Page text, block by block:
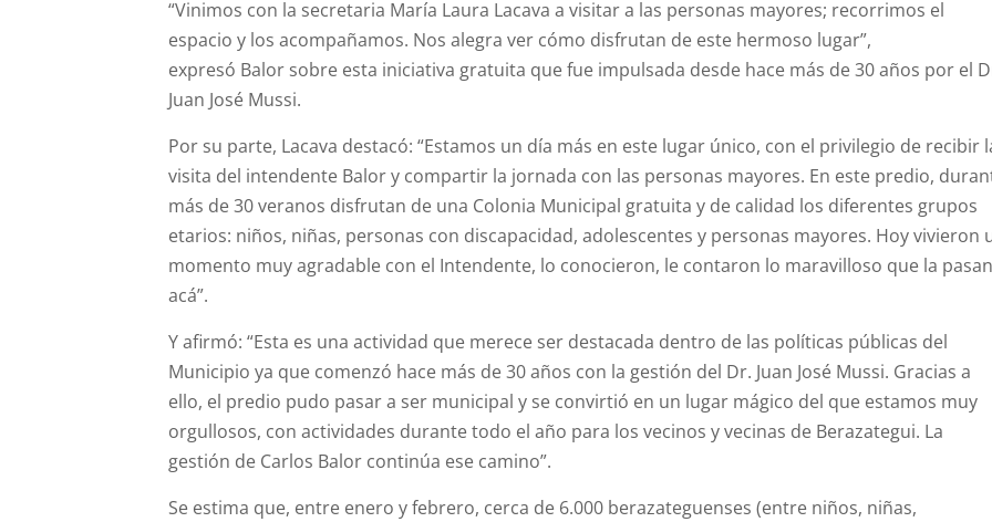
“Vinimos con la secretaria María Laura Lacava a visitar a las personas mayores; recorrimos el
espacio y los acompañamos. Nos alegra ver cómo disfrutan de este hermoso lugar”,
expresó Balor sobre esta iniciativa gratuita que fue impulsada desde hace más de 30 años por el
Juan José Mussi.
Por su parte, Lacava destacó: “Estamos un día más en este lugar único, con el privilegio de recibir
visita del intendente Balory compartir la jornada con las personas mayores. En este predio,
más de 30 veranos disfrutan de una Colonia Municipal gratuita y de calidad los diferentes grupos
etarios: niños, niñas, personas con discapacidad, adolescentes y personas mayores. Hoy vivieron
momento muy agradable con el Intendente, lo conocieron, le contaron lo maravilloso que la pasan
acá”.
Y afirmó: “Esta es una actividad que merece ser destacada dentro de las políticas públicas del
Municipio ya que comenzó hace más de 30 años con la gestión del Dr. Juan José Mussi. Gracias a
ello, el predio pudo pasar a ser municipal y se convirtió en un lugar mágico del que estamos muy
orgullosos, con actividades durante todo el año para los vecinos y vecinas de Berazategui. La
gestión de Carlos Balor continúa ese camino”.
Se estima que, entre enero y febrero, cerca de 6.000 berazateguenses (entre niños, niñas,